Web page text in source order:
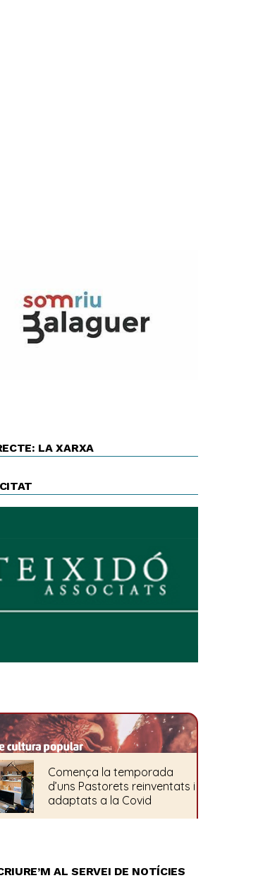
LA XARXA
AL SERVEI DE NOTÍCIES